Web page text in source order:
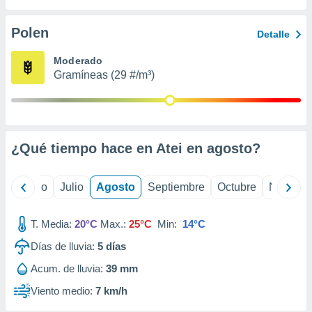
e
mediante
de
Polen Detalle
Moderado
Gramíneas (29 #/m³)
¿Qué tiempo hace en Atei en agosto?
Junio Julio Agosto Septiembre Octubre
T. Media: 20°C Max.: 25°C Min: 14°C
Días de lluvia: 5 días
Acum. de lluvia: 39 mm
Viento medio: 7 km/h